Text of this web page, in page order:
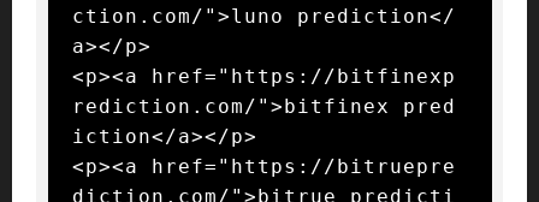
ction.com/">luno prediction</
a></p>
<p><a href="https://bitfinexp
rediction.com/">bitfinex pred
iction</a></p>
<p><a href="https://bitruepre
diction.com/">bitrue predicti